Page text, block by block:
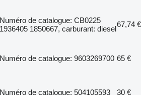
Numéro de catalogue: CB0225
1936405 1850667, carburant: diesel
67,74 €
Numéro de catalogue: 9603269700 65 €
Numéro de catalogue: 504105593 30 €